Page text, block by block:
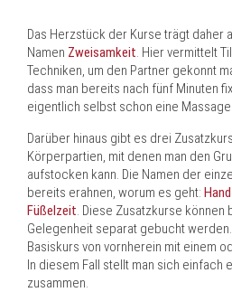
Das Herzstück der Kurse trägt daher
Namen Zweisamkeit. Hier vermittelt
Techniken, um den Partner gekonnt
dass man bereits nach fünf Minuten
eigentlich selbst schon eine
Darüber hinaus gibt es drei
Körperpartien, mit denen man den
aufstocken kann. Die Namen der
bereits erahnen, worum es geht:
Füßelzeit. Diese Zusatzkurse können
Gelegenheit separat gebucht
Basiskurs von vornherein mit einem
In diesem Fall stellt man sich einfach
zusammen.